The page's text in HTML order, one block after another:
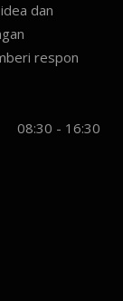
dan
respon
08:30 - 16:30